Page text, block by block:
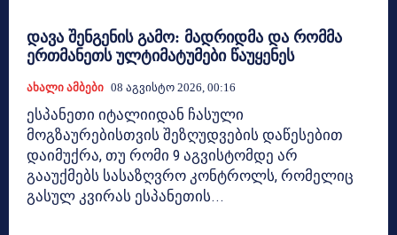
დავა შენგენის გამო: მადრიდმა და რომმა
ერთმანეთს ულტიმატუმები წაუყენეს
Ახალი Ამბები 08 Აგვისტო 2026, 00:16
ესპანეთი იტალიიდან ჩასული
მოგზაურებისთვის შეზღუდვების დაწესებით
დაიმუქრა, თუ რომი 9 აგვისტომდე არ
გააუქმებს სასაზღვრო კონტროლს, რომელიც
გასულ კვირას ესპანეთის...